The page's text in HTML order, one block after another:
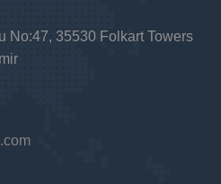
No:47, 35530 Folkart Towers